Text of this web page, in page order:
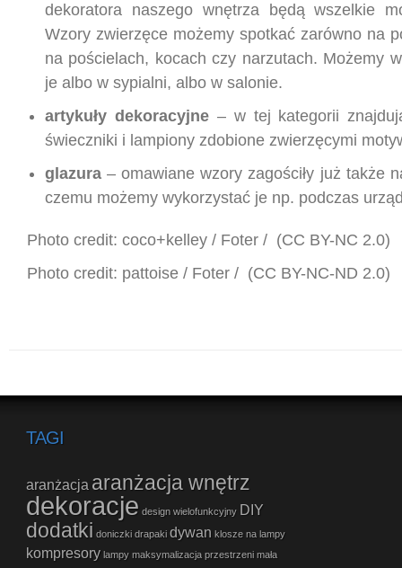
dekoratora naszego wnętrza będą wszelkie
Wzory zwierzęce możemy spotkać zarówno na
na pościelach, kocach czy narzutach. Możemy
je albo w sypialni, albo w salonie.
artykuły dekoracyjne– w tej kategorii
świeczniki i lampiony zdobione zwierzęcymi
glazura – omawiane wzory zagościły już także
czemu możemy wykorzystać je np. podczas
Photo credit: coco+kelley / Foter / (CC BY-NC 2.0)
Photo credit: pattoise / Foter / (CC BY-NC-ND 2.0)
TAGI
aranżacja aranżacja wnętrz
dekoracje design wielofunkcyjny DIY
dodatki doniczki drapaki dywan klosze na lampy
kompresory lampy maksymalizacja przestrzeni mała